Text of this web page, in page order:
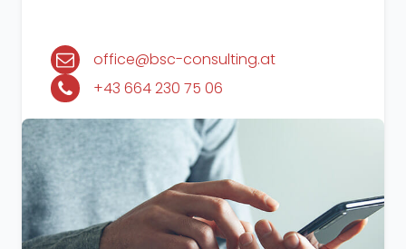
office@bsc-consulting.at
+43 664 230 75 06